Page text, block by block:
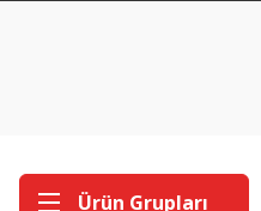
Ürün Grupları